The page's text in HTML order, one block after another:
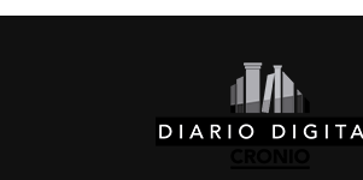
pic.twitter.com/
— Fiscalía
la República El